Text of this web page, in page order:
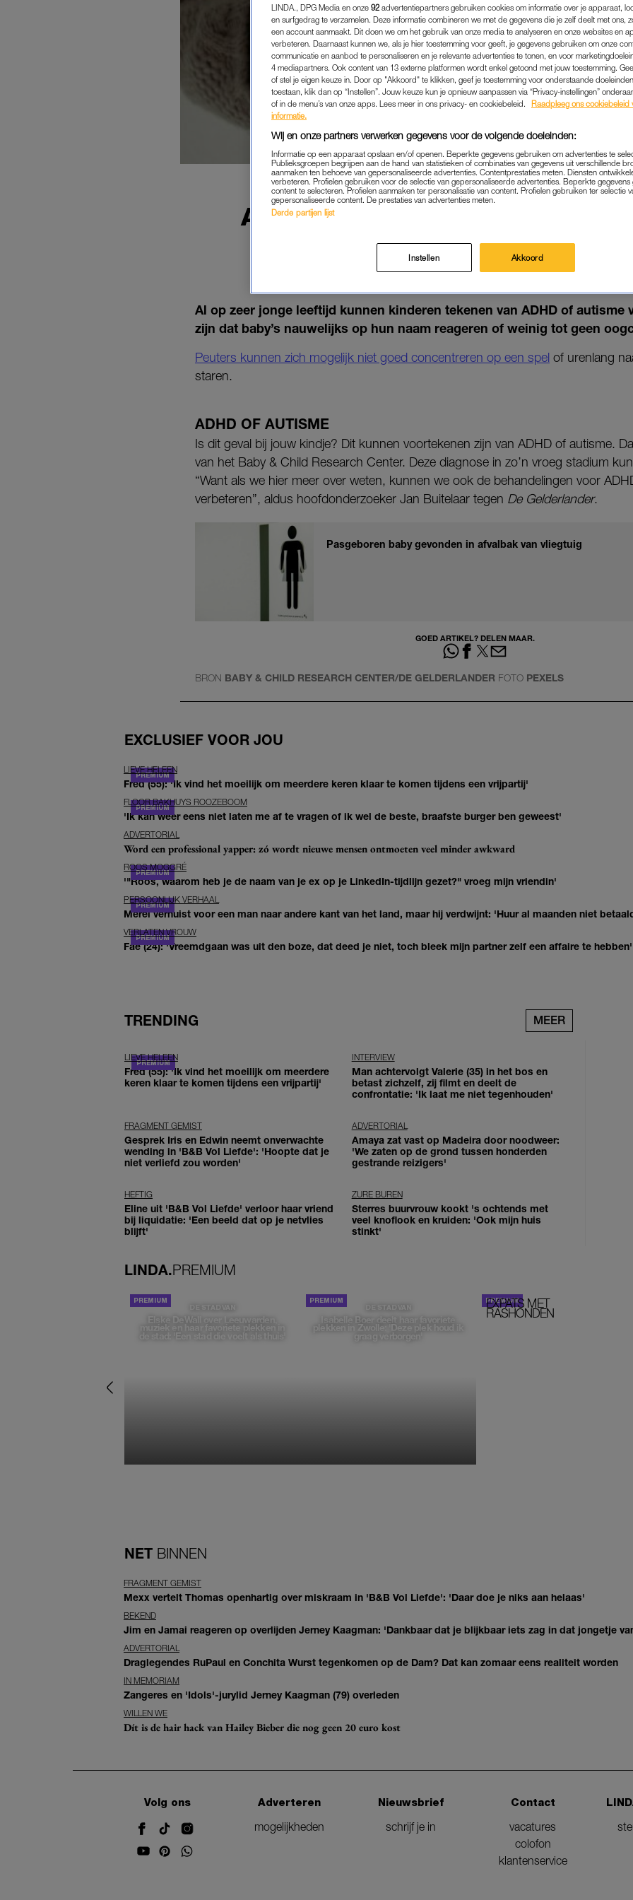
ADHD OF AUTISME IS AL BIJ
ONTDEKKEN: 'ZO KUNNEN
BEHANDELINGEN
BINNENLAND|GOED NIEUWS
06-01-2022 | ANNA NEELTJE DE BOER
Al op zeer jonge leeftijd kunnen kinderen tekenen van ADHD of autisme
zijn dat baby’s nauwelijks op hun naam reageren of weinig tot geen
Peuters kunnen zich mogelijk niet goed concentreren op een spel of urenlang
staren.
ADHD OF AUTISME
Is dit geval bij jouw kindje? Dit kunnen voortekenen zijn van ADHD of autisme.
van het Baby & Child Research Center. Deze diagnose in zo’n vroeg stadium
“Want als we hier meer over weten, kunnen we ook de behandelingen voor
verbeteren”, aldus hoofdonderzoeker Jan Buitelaar tegen De Gelderlander.
Pasgeboren baby gevonden in afvalbak van vliegtuig
GOED ARTIKEL? DELEN MAAR.
BRON BABY & CHILD RESEARCH CENTER/DE GELDERLANDER FOTO PEXELS
EXCLUSIEF VOOR JOU
LIEVE HELEEN
Fred (55): 'Ik vind het moeilijk om meerdere keren klaar te komen tijdens een vrijpartij'
FLOOR BAKHUYS ROOZEBOOM
'Ik kan weer eens niet laten me af te vragen of ik wel de beste, braafste burger ben geweest'
ADVERTORIAL
Word een professional yapper: zó wordt nieuwe mensen ontmoeten veel minder awkward
ROOS MOGGRÉ
'"Roos, waarom heb je de naam van je ex op je LinkedIn-tijdlijn gezet?" vroeg mijn vriendin'
PERSOONLIJK VERHAAL
Merel verhuist voor een man naar andere kant van het land, maar hij verdwijnt: 'Huur al maanden niet
VERLATEN VROUW
Fae (24): 'Vreemdgaan was uit den boze, dat deed je niet, toch bleek mijn partner zelf een affaire te hebben'
TRENDING MEER
LIEVE HELEEN
Fred (55): 'Ik vind het moeilijk om meerdere
keren klaar te komen tijdens een vrijpartij'
INTERVIEW
Man achtervolgt Valerie (35) in het bos en
betast zichzelf, zij filmt en deelt de
confrontatie: 'Ik laat me niet tegenhouden'
FRAGMENT GEMIST
Gesprek Iris en Edwin neemt onverwachte
wending in 'B&B Vol Liefde': 'Hoopte dat je
niet verliefd zou worden'
ADVERTORIAL
Amaya zat vast op Madeira door noodweer:
'We zaten op de grond tussen honderden
gestrande reizigers'
HEFTIG
Eline uit 'B&B Vol Liefde' verloor haar vriend
bij liquidatie: 'Een beeld dat op je netvlies
blijft'
ZURE BUREN
Sterres buurvrouw kookt 's ochtends met
veel knoflook en kruiden: 'Ook mijn huis
stinkt'
LINDA.PREMIUM
DE STAD VAN
Elske DeWall over Leeuwarden,
muziek en haar favoriete plekken in
de stad: 'Een stad die voelt als thuis'
DE STAD VAN
Isabelle Boer deelt haar favoriete
plekken in Zwolle: 'Deze plek houd ik
graag verborgen'
EXPATS MET
RASHONDEN
NET BINNEN
FRAGMENT GEMIST
Mexx vertelt Thomas openhartig over miskraam in 'B&B Vol Liefde': 'Daar doe je niks aan helaas'
BEKEND
Jim en Jamai reageren op overlijden Jerney Kaagman: 'Dankbaar dat je blijkbaar iets zag in dat jongetje
ADVERTORIAL
Draglegendes RuPaul en Conchita Wurst tegenkomen op de Dam? Dat kan zomaar eens realiteit worden
IN MEMORIAM
Zangeres en 'Idols'-jurylid Jerney Kaagman (79) overleden
WILLEN WE
Dít is de hair hack van Hailey Bieber die nog geen 20 euro kost
Volg ons
Adverteren
mogelijkheden
Nieuwsbrief
schrijf je in
Contact
vacatures
colofon
klantenservice
LINDA., DPG Media en onze 92 advertentiepartners gebruiken cookies om informatie over je apparaat,
en surfgedrag te verzamelen. Deze informatie combineren we met de gegevens die je zelf deelt met ons,
een account aanmaakt. Dit doen we om het gebruik van onze media te analyseren en onze websites en
verbeteren. Daarnaast kunnen we, als je hier toestemming voor geeft, je gegevens gebruiken om onze
communicatie en aanbod te personaliseren en je relevante advertenties te tonen, en voor
4 mediapartners. Ook content van 13 externe platformen wordt enkel getoond met jouw toestemming.
of stel je eigen keuze in. Door op "Akkoord" te klikken, geef je toestemming voor onderstaande
toestaan, klik dan op “Instellen”. Jouw keuze kun je opnieuw aanpassen via “Privacy-instellingen”
of in de menu’s van onze apps. Lees meer in ons privacy- en cookiebeleid.
Raadpleeg ons cookiebeleid
informatie.
Wij en onze partners verwerken gegevens voor de volgende doeleinden:
Informatie op een apparaat opslaan en/of openen. Beperkte gegevens gebruiken om advertenties te
Publieksgroepen begrijpen aan de hand van statistieken of combinaties van gegevens uit verschillende
aanmaken ten behoeve van gepersonaliseerde advertenties. Contentprestaties meten. Diensten
verbeteren. Profielen gebruiken voor de selectie van gepersonaliseerde advertenties. Beperkte
content te selecteren. Profielen aanmaken ter personalisatie van content. Profielen gebruiken ter selectie
gepersonaliseerde content. De prestaties van advertenties meten.
Derde partijen lijst
Instellen Akkoord